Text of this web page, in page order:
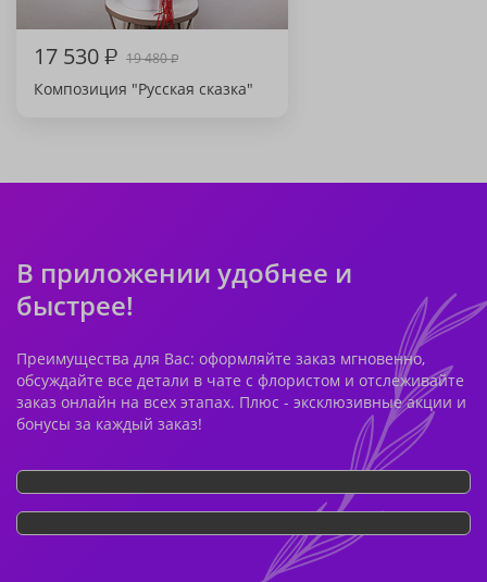
17 530₽ 19 480₽
Композиция "Русская сказка"
В приложении удобнее и
быстрее!
Преимущества для Вас: оформляйте заказ мгновенно,
обсуждайте все детали в чате с флористом и отслеживайте
заказ онлайн на всех этапах. Плюс - эксклюзивные акции и
бонусы за каждый заказ!